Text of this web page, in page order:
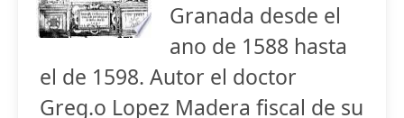
Granada desde el
ano de 1588 hasta
el de 1598. Autor el doctor
Greg.o Lopez Madera fiscal de su